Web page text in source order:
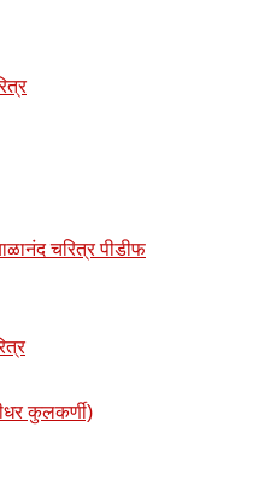
चरित्र पीडीफ
कुलकर्णी)